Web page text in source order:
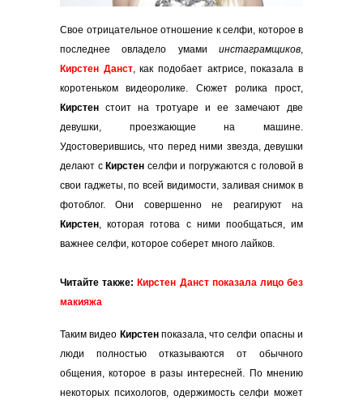
Свое отрицательное отношение к селфи, которое в
последнее овладело умами инстаграмщиков,
Кирстен Данст, как подобает актрисе, показала в
коротеньком видеоролике. Сюжет ролика прост,
Кирстен стоит на тротуаре и ее замечают две
девушки, проезжающие на машине.
Удостоверившись, что перед ними звезда, девушки
делают с Кирстен селфи и погружаются с головой в
свои гаджеты, по всей видимости, заливая снимок в
фотоблог. Они совершенно не реагируют на
Кирстен, которая готова с ними пообщаться, им
важнее селфи, которое соберет много лайков.
Читайте также: Кирстен Данст показала лицо без
макияжа
Таким видео Кирстенпоказала, что селфи опасны и
люди полностью отказываются от обычного
общения, которое в разы интересней. По мнению
некоторых психологов, одержимость селфи может